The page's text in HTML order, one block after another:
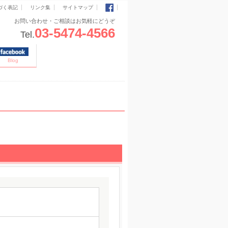
お問い合わせ・ご相談はお気軽にどうぞ
Tel.03-5474-4566
く表記 リンク集 サイトマップ
Blog